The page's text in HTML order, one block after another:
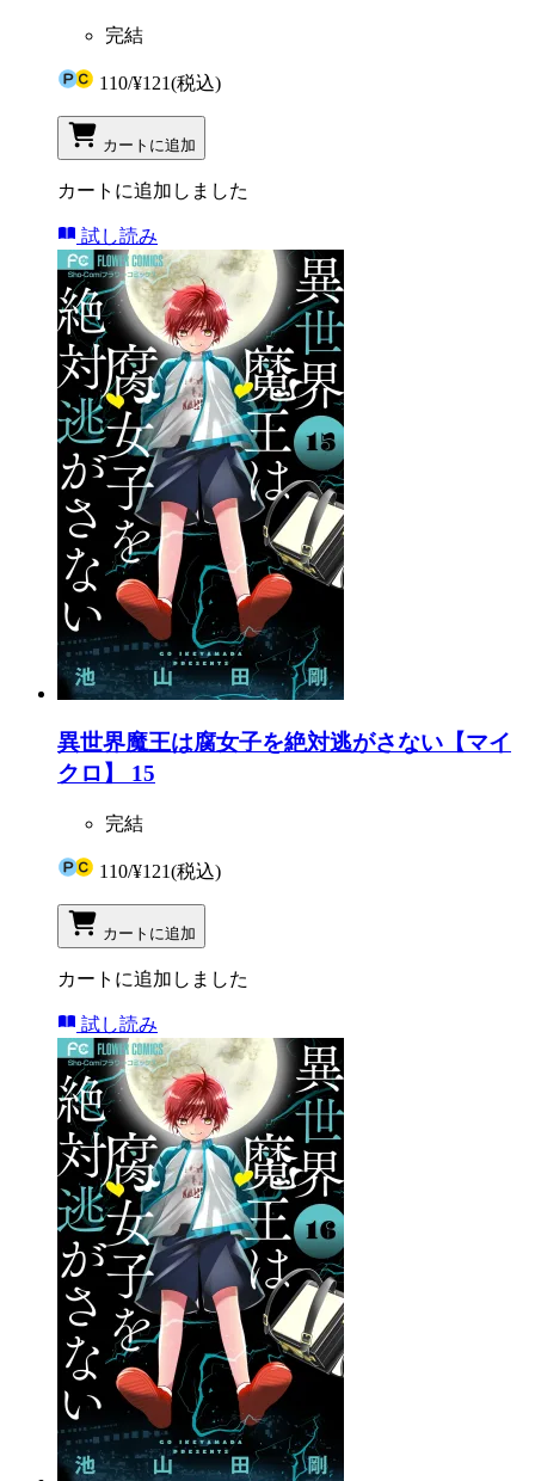
完結
110/¥121(税込)
カートに追加
カートに追加しました
試し読み
異世界魔王は腐女子を絶対逃がさない【マイ
クロ】 15
完結
110/¥121(税込)
カートに追加
カートに追加しました
試し読み